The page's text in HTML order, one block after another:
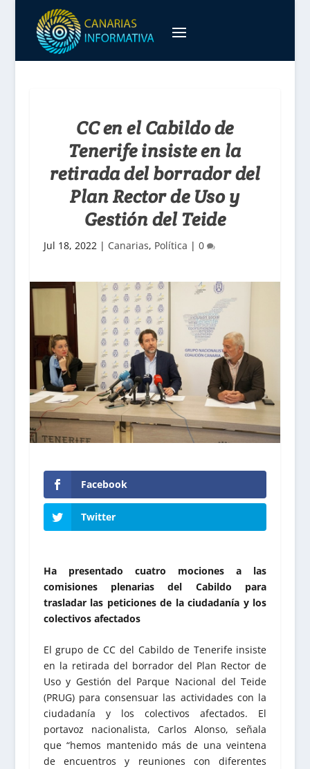
CC en el Cabildo de
Tenerife insiste en la
retirada del borrador del
Plan Rector de Uso y
Gestión del Teide
Jul 18, 2022| Canarias, Política | 0
Facebook
Twitter
Ha presentado cuatro mociones a las
comisiones plenarias del Cabildo para
trasladar las peticiones de la ciudadanía y los
colectivos afectados
El grupo de CC del Cabildo de Tenerife insiste
en la retirada del borrador del Plan Rector de
Uso y Gestión del Parque Nacional del Teide
(PRUG) para consensuar las actividades con la
ciudadanía y los colectivos afectados. El
portavoz nacionalista, Carlos Alonso, señala
que “hemos mantenido más de una veintena
de encuentros y reuniones con diferentes